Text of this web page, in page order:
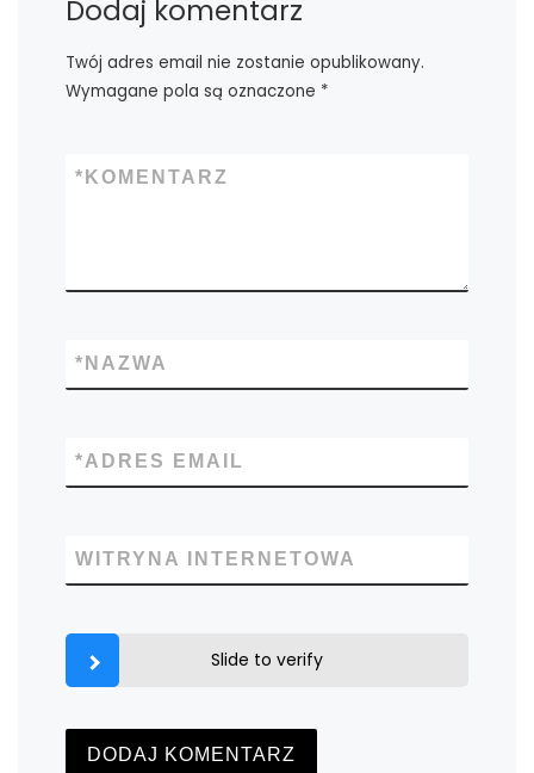
Dodaj komentarz
Twój adres email nie zostanie opublikowany.
Wymagane pola są oznaczone *
KOMENTARZ
*
NAZWA
*
ADRES EMAIL
*
WITRYNA INTERNETOWA
Slide to verify